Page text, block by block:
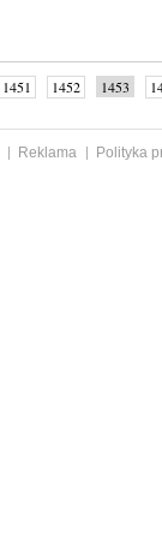
1451 1452 1453
Reklama
Polityka